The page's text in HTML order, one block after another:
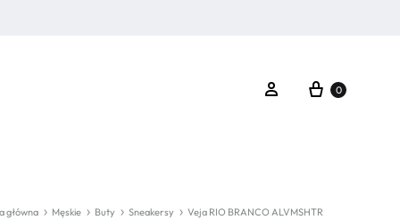
Zaloguj sięKoszyk
0
główna Męskie Buty Sneakersy
Veja RIO BRANCO ALVMSHTR